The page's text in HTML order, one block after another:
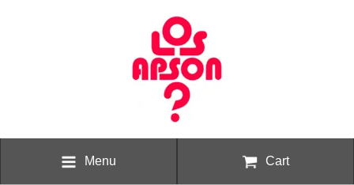
Menu Cart